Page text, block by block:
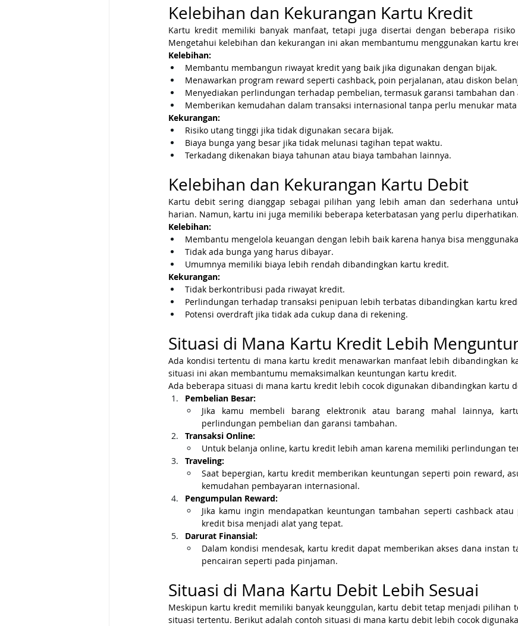
Kelebihan dan Kekurangan Kartu Kredit
Kartu kredit memiliki banyak manfaat, tetapi juga disertai dengan beberapa
Mengetahui kelebihan dan kekurangan ini akan membantumu menggunakan kartu
Kelebihan:
Membantu membangun riwayat kredit yang baik jika digunakan dengan bijak.
Menawarkan program reward seperti cashback, poin perjalanan, atau diskon
Menyediakan perlindungan terhadap pembelian, termasuk garansi tambahan
Memberikan kemudahan dalam transaksi internasional tanpa perlu menukar
Kekurangan:
Risiko utang tinggi jika tidak digunakan secara bijak.
Biaya bunga yang besar jika tidak melunasi tagihan tepat waktu.
Terkadang dikenakan biaya tahunan atau biaya tambahan lainnya.
Kelebihan dan Kekurangan Kartu Debit
Kartu debit sering dianggap sebagai pilihan yang lebih aman dan sederhana
harian. Namun, kartu ini juga memiliki beberapa keterbatasan yang perlu diperhatikan.
Kelebihan:
Membantu mengelola keuangan dengan lebih baik karena hanya bisa
Tidak ada bunga yang harus dibayar.
Umumnya memiliki biaya lebih rendah dibandingkan kartu kredit.
Kekurangan:
Tidak berkontribusi pada riwayat kredit.
Perlindungan terhadap transaksi penipuan lebih terbatas dibandingkan kartu
Potensi overdraft jika tidak ada cukup dana di rekening.
Situasi di Mana Kartu Kredit Lebih
Ada kondisi tertentu di mana kartu kredit menawarkan manfaat lebih dibandingkan
situasi ini akan membantumu memaksimalkan keuntungan kartu kredit.
Ada beberapa situasi di mana kartu kredit lebih cocok digunakan dibandingkan kartu
Pembelian Besar:
Jika kamu membeli barang elektronik atau barang mahal lainnya,
perlindungan pembelian dan garansi tambahan.
Transaksi Online:
Untuk belanja online, kartu kredit lebih aman karena memiliki perlindungan
Traveling:
Saat bepergian, kartu kredit memberikan keuntungan seperti poin reward,
kemudahan pembayaran internasional.
Pengumpulan Reward:
Jika kamu ingin mendapatkan keuntungan tambahan seperti cashback
kredit bisa menjadi alat yang tepat.
Darurat Finansial:
Dalam kondisi mendesak, kartu kredit dapat memberikan akses dana instan
pencairan seperti pada pinjaman.
Situasi di Mana Kartu Debit Lebih Sesuai
Meskipun kartu kredit memiliki banyak keunggulan, kartu debit tetap menjadi pilihan
situasi tertentu. Berikut adalah contoh situasi di mana kartu debit lebih cocok